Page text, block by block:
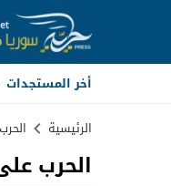
أخر المستجدات
الرئيسية
الحرب